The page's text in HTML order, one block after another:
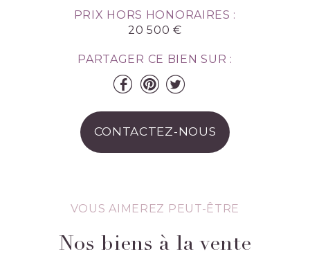
PRIX HORS HONORAIRES :
20 500 €
PARTAGER CE BIEN SUR :
CONTACTEZ-NOUS
VOUS AIMEREZ PEUT-ÊTRE
Nos biens à la vente